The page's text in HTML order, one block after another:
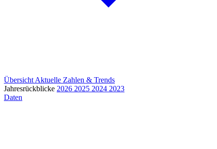
Übersicht Aktuelle Zahlen & Trends
Jahresrückblicke 2026 2025 2024 2023
Daten